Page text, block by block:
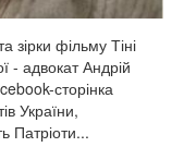
зірки фільму Тіні
- адвокат Андрій
сторінка
України,
Патріоти...